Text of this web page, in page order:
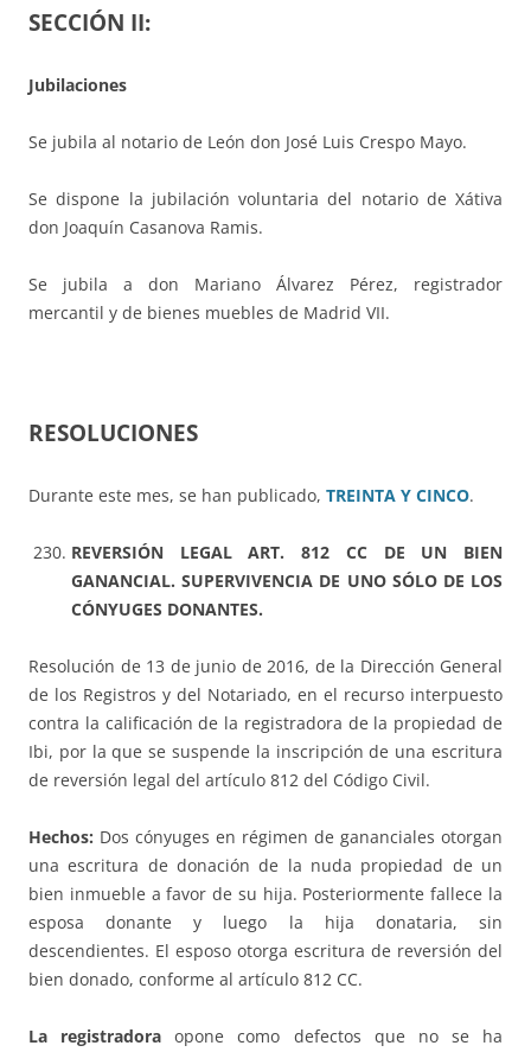
SECCIÓN II:
Jubilaciones
Se jubila al notario de León don José Luis Crespo Mayo.
Se dispone la jubilación voluntaria del notario de Xátiva
don Joaquín Casanova Ramis.
Se jubila a don Mariano Álvarez Pérez, registrador
mercantil y de bienes muebles de Madrid VII.
RESOLUCIONES
Durante este mes, se han publicado, TREINTA Y CINCO.
REVERSIÓN LEGAL ART. 812 CC DE UN BIEN
GANANCIAL. SUPERVIVENCIA DE UNO SÓLO DE LOS
CÓNYUGES DONANTES.
Resolución de 13 de junio de 2016, de la Dirección General
de los Registros y del Notariado, en el recurso interpuesto
contra la calificación de la registradora de la propiedad de
Ibi, por la que se suspende la inscripción de una escritura
de reversión legal del artículo 812 del Código Civil.
Hechos: Dos cónyuges en régimen de gananciales otorgan
una escritura de donación de la nuda propiedad de un
bien inmueble a favor de su hija. Posteriormente fallece la
esposa donante y luego la hija donataria, sin
descendientes. El esposo otorga escritura de reversión del
bien donado, conforme al artículo 812 CC.
La registradora opone como defectos que no se ha